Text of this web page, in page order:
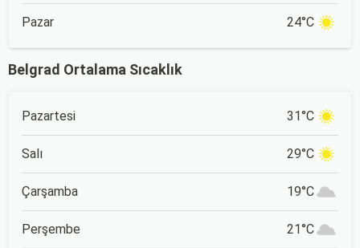
Pazar 24°C
Belgrad Ortalama Sıcaklık
Pazartesi 31°C
Salı 29°C
Çarşamba 19°C
Perşembe 21°C